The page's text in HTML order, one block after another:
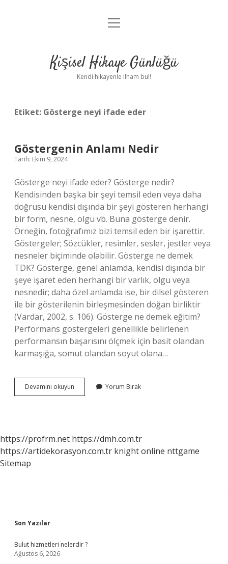
Anasayfa
Yasal Uyarı
menüyü
Kişisel Hikaye Günlüğü
Kendi hikayenle ilham bul!
Etiket: Gösterge neyi ifade eder
Göstergenin Anlamı Nedir
Tarih: Ekim 9, 2024
Gösterge neyi ifade eder? Gösterge nedir?
Kendisinden başka bir şeyi temsil eden veya daha
doğrusu kendisi dışında bir şeyi gösteren herhangi
bir form, nesne, olgu vb. Buna gösterge denir.
Örneğin, fotoğrafımız bizi temsil eden bir işarettir.
Göstergeler; Sözcükler, resimler, sesler, jestler veya
nesneler biçiminde olabilir. Gösterge ne demek
TDK? Gösterge, genel anlamda, kendisi dışında bir
şeye işaret eden herhangi bir varlık, olgu veya
nesnedir; daha özel anlamda ise, bir dilsel gösteren
ile bir gösterilenin birleşmesinden doğan birliktir
(Vardar, 2002, s. 106). Gösterge ne demek eğitim?
Performans göstergeleri genellikle belirlenen
performansın başarısını ölçmek için basit olandan
karmaşığa, somut olandan soyut olana…
Devamını okuyun Göstergenin
Anlamı
Yorum Bırak
https://profrm.net https://dmh.com.tr
https://artidekorasyon.com.tr knight online nttgame
Sitemap
Sidebar
Son Yazılar
Bulut hizmetleri nelerdir ?
Ağustos 6, 2026